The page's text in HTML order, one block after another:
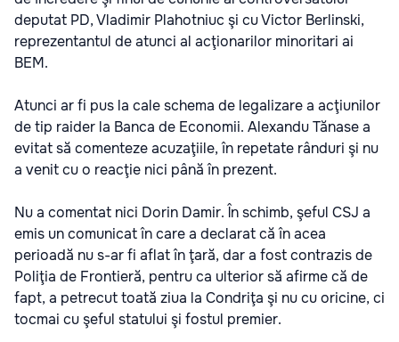
deputat PD, Vladimir Plahotniuc şi cu Victor Berlinski,
reprezentantul de atunci al acţionarilor minoritari ai
BEM.
Atunci ar fi pus la cale schema de legalizare a acţiunilor
de tip raider la Banca de Economii. Alexandu Tănase a
evitat să comenteze acuzaţiile, în repetate rânduri şi nu
a venit cu o reacţie nici până în prezent.
Nu a comentat nici Dorin Damir. În schimb, şeful CSJ a
emis un comunicat în care a declarat că în acea
perioadă nu s-ar fi aflat în ţară, dar a fost contrazis de
Poliţia de Frontieră, pentru ca ulterior să afirme că de
fapt, a petrecut toată ziua la Condriţa şi nu cu oricine, ci
tocmai cu şeful statului şi fostul premier.